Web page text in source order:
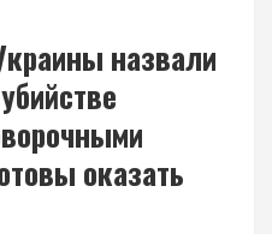
назвали
оказать